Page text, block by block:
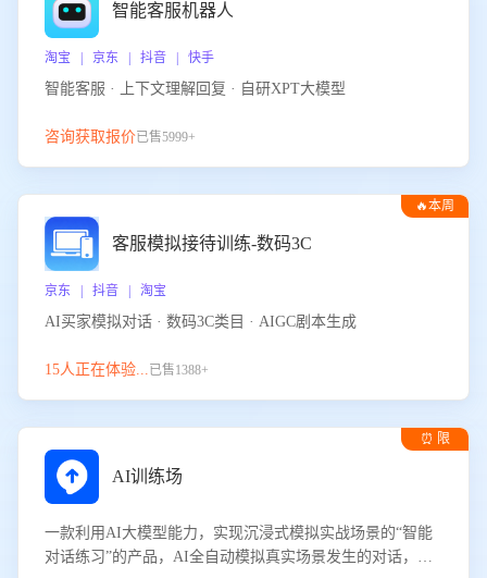
智能客服机器人
淘宝 | 京东 | 抖音 | 快手
智能客服 · 上下文理解回复 · 自研XPT大模型
咨询获取报价已售5999+
🔥本周
客服模拟接待训练-数码3C
京东 | 抖音 | 淘宝
AI买家模拟对话 · 数码3C类目 · AIGC剧本生成
15人正在体验...已售1388+
⏰ 限
AI训练场
一款利用AI大模型能力，实现沉浸式模拟实战场景的“智能
对话练习”的产品，AI全自动模拟真实场景发生的对话，企